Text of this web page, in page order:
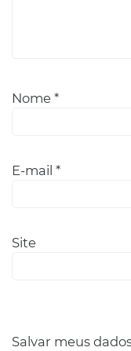
Nome *
E-mail *
Site
Salvar meus